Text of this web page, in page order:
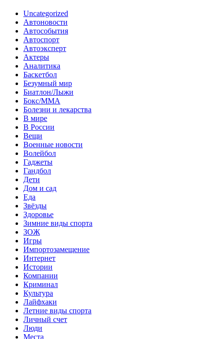
Uncategorized
Автоновости
Автособытия
Автоспорт
Автоэксперт
Актеры
Аналитика
Баскетбол
Безумный мир
Биатлон/Лыжи
Бокс/MMA
Болезни и лекарства
В мире
В России
Вещи
Военные новости
Волейбол
Гаджеты
Гандбол
Дети
Дом и сад
Еда
Звёзды
Здоровье
Зимние виды спорта
ЗОЖ
Игры
Импортозамещение
Интернет
Истории
Компании
Криминал
Культура
Лайфхаки
Летние виды спорта
Личный счет
Люди
Места